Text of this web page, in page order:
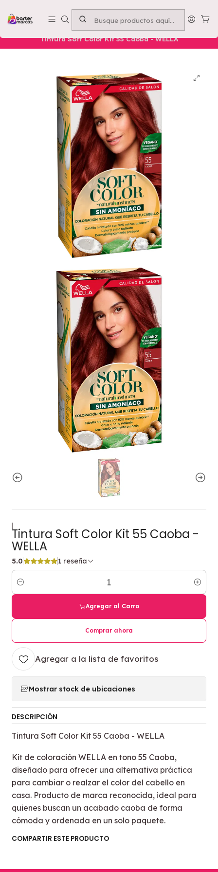
Emprende con nosotros -Compra mínima $50.000
Nuestros Productos OFERTAS CYBER
Tintura Soft Color Kit 55 Caoba - WELLA
|
Tintura Soft Color Kit 55 Caoba -
WELLA
5.0 1 reseña
Cantidad
Agregar al Carro
Comprar ahora
Agregar a la lista de favoritos
Mostrar stock de ubicaciones
DESCRIPCIÓN
Tintura Soft Color Kit 55 Caoba - WELLA
Kit de coloración WELLA en tono 55 Caoba,
diseñado para ofrecer una alternativa práctica
para cambiar o realzar el color del cabello en
casa. Producto de marca reconocida, ideal para
quienes buscan un acabado caoba de forma
cómoda y ordenada en un solo paquete.
COMPARTIR ESTE PRODUCTO